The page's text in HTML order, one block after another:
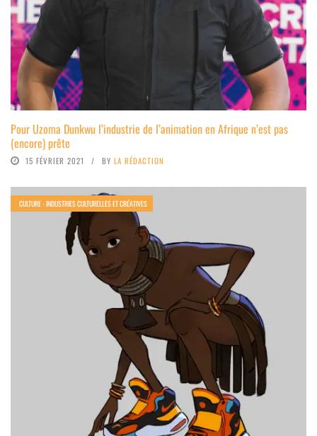
Pour Uzoma Dunkwu l’industrie de l’animation en Afrique n’est pas
(encore) prête
15 FÉVRIER 2021 BY LA RÉDACTION
CULTURE - INDUSTRIES CULTURELLES ET CRÉATIVES